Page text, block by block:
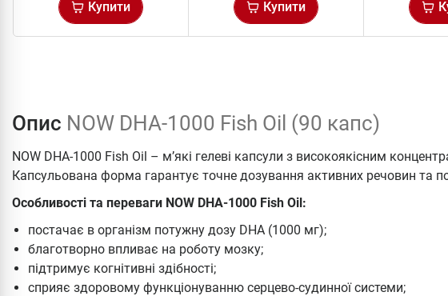
Купити Купити
Опис NOW DHA-1000 Fish Oil (90 капс)
NOW DHA-1000 Fish Oil – м’які гелеві капсули з високоякісним
Капсульована форма гарантує точне дозування активних речовин та
Особливості та переваги NOW DHA-1000 Fish Oil:
постачає в організм потужну дозу DHA (1000 мг);
благотворно впливає на роботу мозку;
підтримує когнітивні здібності;
сприяє здоровому функціонуванню серцево-судинної системи;